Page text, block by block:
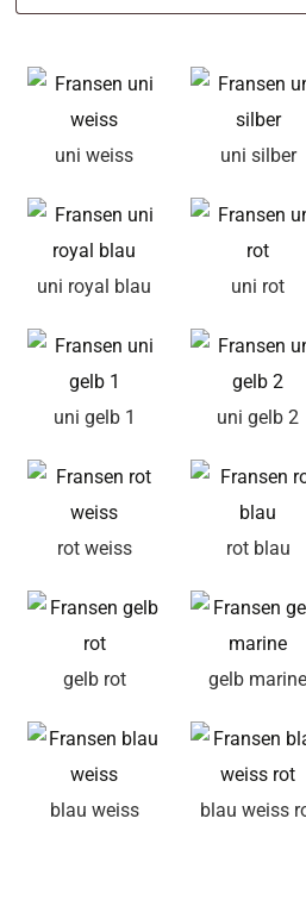
uni weiss uni silber
uni royal blau uni rot
uni gelb 1 uni gelb 2
rot weiss rot blau
gelb rot gelb marine
blau weiss
blau weiss